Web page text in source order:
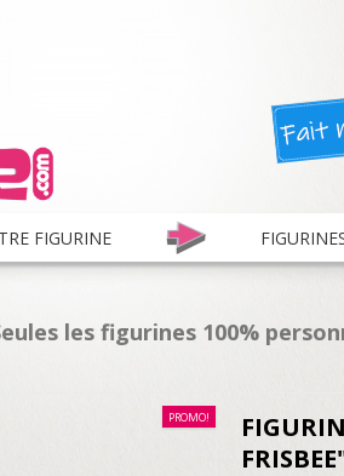
FIGURINE
les figurines 100%
PROMO!